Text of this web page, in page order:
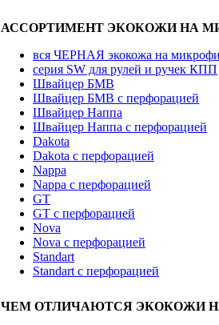
АССОРТИМЕНТ ЭКОКОЖИ НА
вся ЧЕРНАЯ экокожа на
серия SW для рулей и ручек КПП
Швайцер БМВ
Швайцер БМВ с перфорацией
Швайцер Наппа
Швайцер Наппа с перфорацией
Dakota
Dakota с перфорацией
Nappa
Nappa с перфорацией
GT
GT с перфорацией
Nova
Nova с перфорацией
Standart
Standart с перфорацией
ЧЕМ ОТЛИЧАЮТСЯ ЭКОКОЖИ